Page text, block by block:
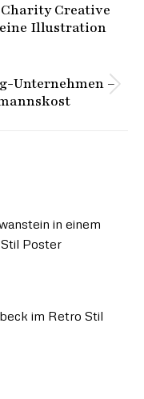
Creative
Illustration
Unternehmen –
in einem
Poster
im Retro Stil